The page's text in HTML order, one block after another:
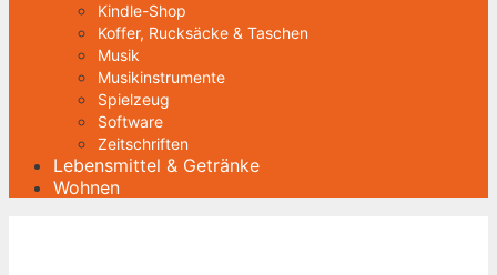
Kindle-Shop
Koffer, Rucksäcke & Taschen
Musik
Musikinstrumente
Spielzeug
Software
Zeitschriften
Lebensmittel & Getränke
Wohnen